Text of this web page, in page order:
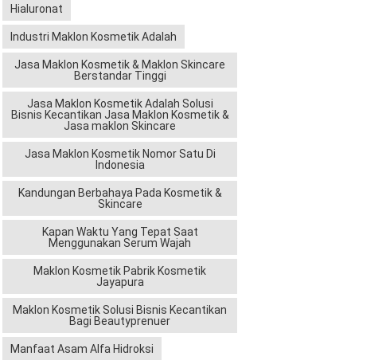
Hialuronat
Industri Maklon Kosmetik Adalah
Jasa Maklon Kosmetik & Maklon Skincare
Berstandar Tinggi
Jasa Maklon Kosmetik Adalah Solusi
Bisnis Kecantikan Jasa Maklon Kosmetik &
Jasa maklon Skincare
Jasa Maklon Kosmetik Nomor Satu Di
Indonesia
Kandungan Berbahaya Pada Kosmetik &
Skincare
Kapan Waktu Yang Tepat Saat
Menggunakan Serum Wajah
Maklon Kosmetik Pabrik Kosmetik
Jayapura
Maklon Kosmetik Solusi Bisnis Kecantikan
Bagi Beautyprenuer
Manfaat Asam Alfa Hidroksi